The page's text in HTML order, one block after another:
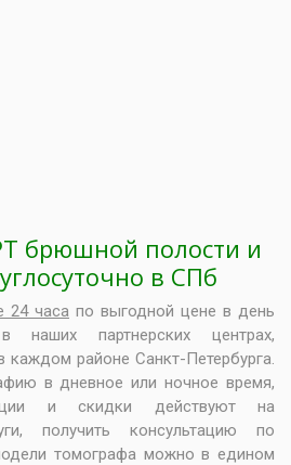
брюшной полости и
в СПб
24 часа по выгодной цене в день
партнерских центрах,
каждом районе Санкт-Петербурга.
в дневное или ночное время,
и скидки действуют на
получить консультацию по
томографа можно в едином